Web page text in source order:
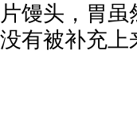
片馒头，胃
没有被补充上